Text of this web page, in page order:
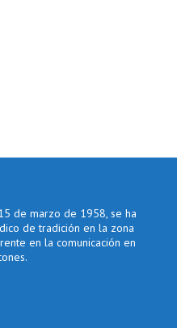
de marzo de 1958, se ha
de tradición en la zona
en la comunicación en